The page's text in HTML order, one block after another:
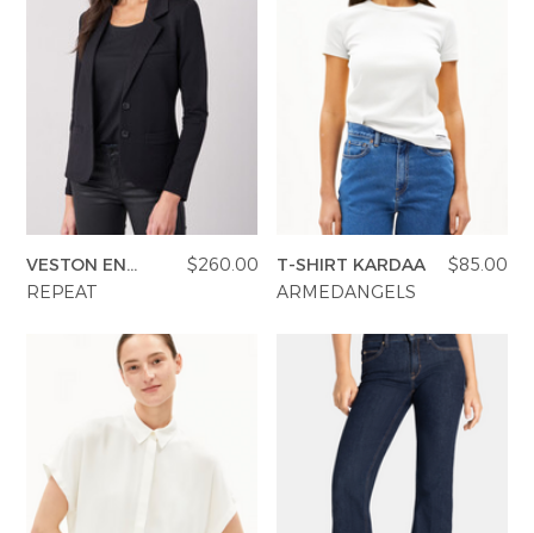
VESTON EN
JERSEY
$260.00
REPEAT
T-SHIRT KARDAA
$85.00
ARMEDANGELS